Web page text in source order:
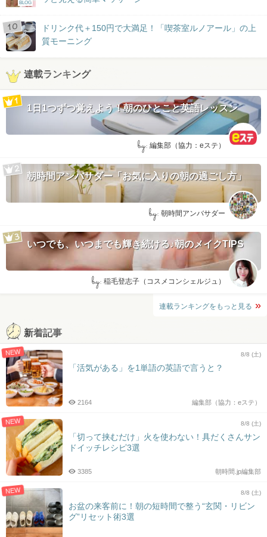
BLOG
ドリンク代＋150円で大満足！「喫茶室ルノアール」の上
質モーニング
連載ランキング
1日1つずつ覚えよう！朝のひとこと英語レッスン
by: 編集部（協力：eステ）
朝時間アンバサダー「お気に入りの朝の過ごし方」
by: 朝時間アンバサダー
いつでも、いつまでも輝き続ける♪朝のメイクTIPS
by: 稲毛登志子（コスメコンシェルジュ）
連載ランキングをもっと見る
新着記事
NEW 8/8 (土)
「活気がある」を1単語の英語で言うと？
編集部（協力：eステ）
2164
NEW 8/8 (土)
「切って挟むだけ」火を使わない！具だくさんサン
ドイッチレシピ3選
朝時間.jp編集部
3385
NEW 8/8 (土)
お盆の来客前に！朝の短時間で整う“玄関・リビン
グ”リセット術3選